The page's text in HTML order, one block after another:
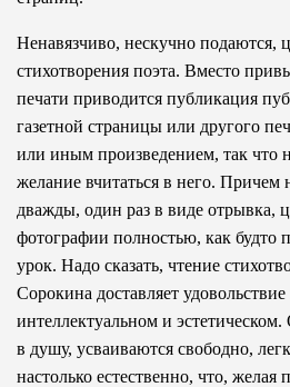
Ненавязчиво, нескучно подаются,
стихотворения поэта. Вместо
печати приводится публикация
газетной страницы или другого
или иным произведением, так что
желание вчитаться в него.
дважды, один раз в виде отрывка,
фотографии полностью, как будто
урок. Надо сказать, чтение
Сорокина доставляет
интеллектуальном и
в душу, усваиваются свободно,
настолько естественно, что, желая